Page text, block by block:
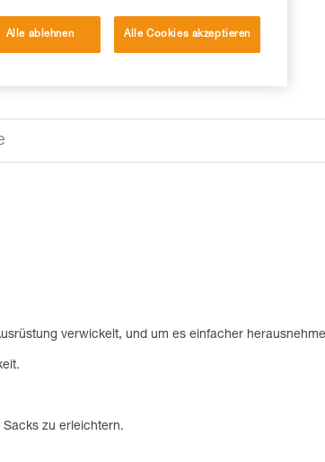
verwickelt, und um es einfacher
zu erleichtern.
Alle ablehnen Alle Cookies akzeptieren